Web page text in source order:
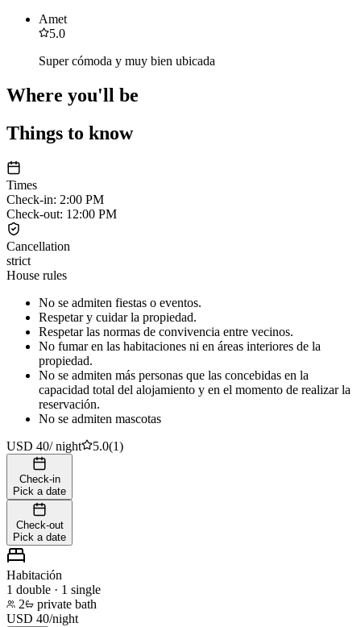
Amet
5.0
Super cómoda y muy bien ubicada
Where you'll be
Things to know
Times
Check-in: 2:00 PM
Check-out: 12:00 PM
Cancellation
strict
House rules
No se admiten fiestas o eventos.
Respetar y cuidar la propiedad.
Respetar las normas de convivencia entre vecinos.
No fumar en las habitaciones ni en áreas interiores de la
propiedad.
No se admiten más personas que las concebidas en la
capacidad total del alojamiento y en el momento de realizar la
reservación.
No se admiten mascotas
USD 40/night 5.0(1)
Check-in
Pick a date
Check-out
Pick a date
Habitación
1 double · 1 single
2
private bath
USD 40/night